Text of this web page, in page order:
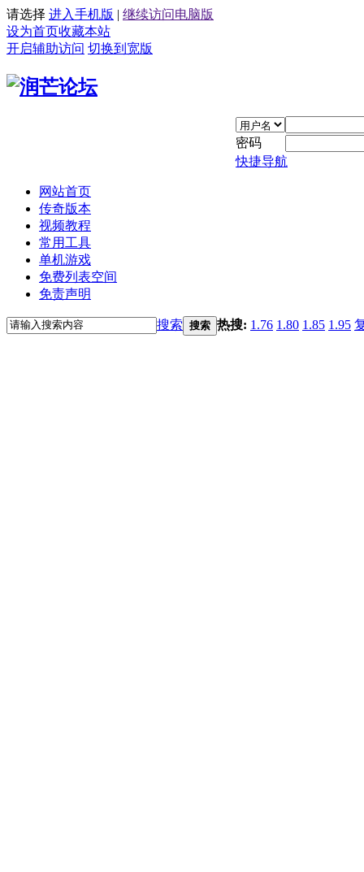
请选择 进入手机版 | 继续访问电脑版
设为首页收藏本站
开启辅助访问 切换到宽版
密码
快捷导航
网站首页
传奇版本
视频教程
常用工具
单机游戏
免费列表空间
免责声明
搜索 搜索 热搜: 1.76 1.80 1.85 1.95